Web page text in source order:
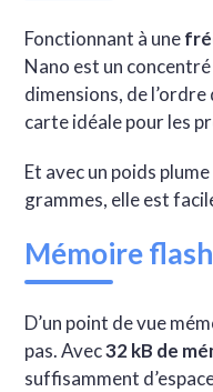
Fonctionnant à une
Nano est un
dimensions, de
carte idéale pour les
Et avec un poids
grammes, elle est
Mémoire
D’un point de vue
pas. Avec32 kB de
suffisamment